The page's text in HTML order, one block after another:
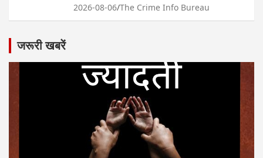
2026-08-06 The Crime Info Bureau
जरूरी खबरें